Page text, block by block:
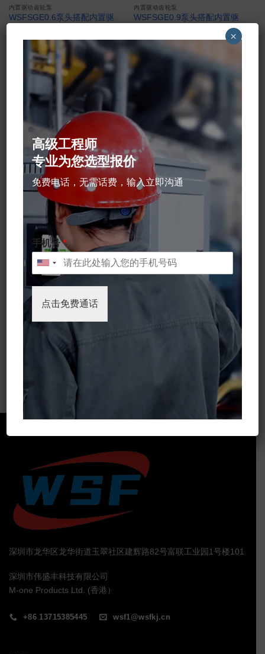
内置驱动齿轮泵
WSFSGE0.6泵头搭配内置驱
内置驱动齿轮泵
WSFSGE0.9泵头搭配内置驱
外置驱动齿轮泵
WSFSGE0.9泵头搭配外置驱
动无刷电机
微型齿轮泵
WSFSGE0.9泵头搭配有刷电
机（可更换碳刷）
数码印花机供墨泵印刷墨水泵
深圳市龙华区龙华街道玉翠社区建辉路82号富联工业园1号楼101
深圳市伟盛丰科技有限公司
M-one Products Ltd. (香港）
+86 13715385445 wsf1@wsfkj.cn
高级工程师
专业为您选型报价
免费电话，无需话费，输入立即沟通
手机号*
点击免费通话
×